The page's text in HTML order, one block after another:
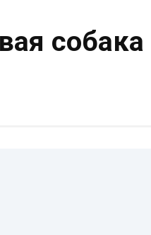
собака